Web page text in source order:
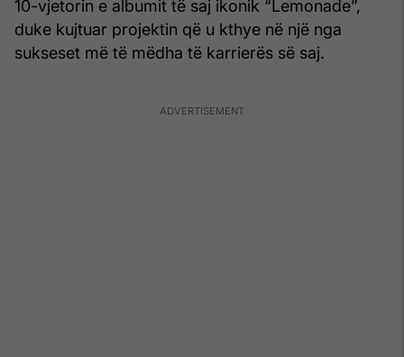
10-vjetorin e albumit të saj ikonik “Lemonade”,
duke kujtuar projektin që u kthye në një nga
sukseset më të mëdha të karrierës së saj.